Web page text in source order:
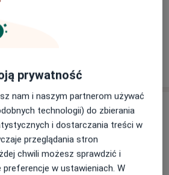
Szwarc
mapę
prywatność
nam i naszym partnerom używać
technologii) do zbierania
i dostarczania treści w
przeglądania stron
chwili możesz sprawdzić i
w ustawieniach. W